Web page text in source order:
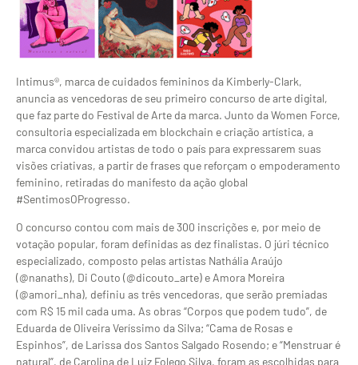
Intimus®, marca de cuidados femininos da Kimberly-Clark,
anuncia as vencedoras de seu primeiro concurso de arte digital,
que faz parte do Festival de Arte da marca. Junto da Women Force,
consultoria especializada em blockchain e criação artística, a
marca convidou artistas de todo o país para expressarem suas
visões criativas, a partir de frases que reforçam o empoderamento
feminino, retiradas do manifesto da ação global
#SentimosOProgresso.
O concurso contou com mais de 300 inscrições e, por meio de
votação popular, foram definidas as dez finalistas. O júri técnico
especializado, composto pelas artistas Nathália Araújo
(@nanaths), Di Couto (@dicouto_arte) e Amora Moreira
(@amori_nha), definiu as três vencedoras, que serão premiadas
com R$ 15 mil cada uma. As obras “Corpos que podem tudo”, de
Eduarda de Oliveira Veríssimo da Silva; “Cama de Rosas e
Espinhos”, de Larissa dos Santos Salgado Rosendo; e “Menstruar é
natural”, de Carolina de Luiz Folego Silva, foram as escolhidas para